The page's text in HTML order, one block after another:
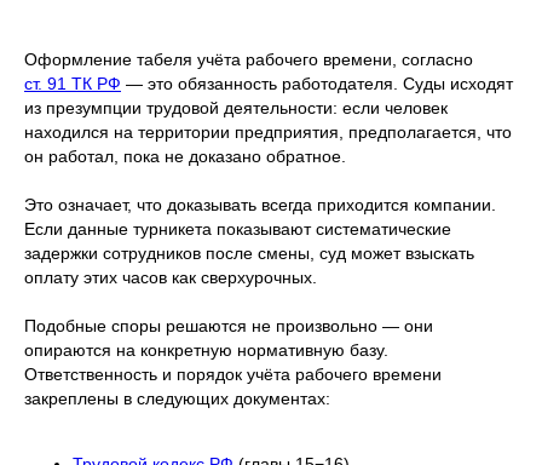
Оформление табеля учёта рабочего времени, согласно
ст. 91 ТК РФ — это обязанность работодателя. Суды исходят
из презумпции трудовой деятельности: если человек
находился на территории предприятия, предполагается, что
он работал, пока не доказано обратное.
Это означает, что доказывать всегда приходится компании.
Если данные турникета показывают систематические
задержки сотрудников после смены, суд может взыскать
оплату этих часов как сверхурочных.
Подобные споры решаются не произвольно — они
опираются на конкретную нормативную базу.
Ответственность и порядок учёта рабочего времени
закреплены в следующих документах: